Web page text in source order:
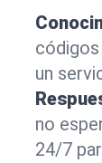
un
no
24/7